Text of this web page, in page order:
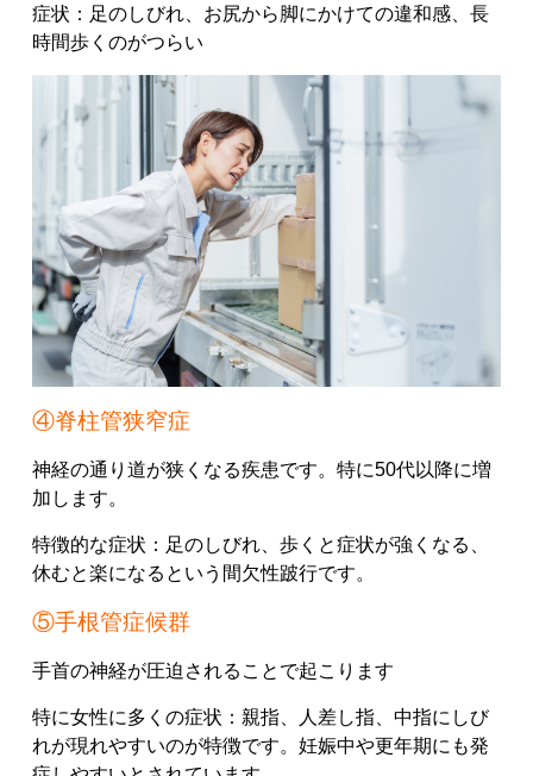
症状： 足のしびれ、 お尻から脚にかけての違和感、 長
時間歩くのがつらい
④脊柱管狭窄症
神経の通り道が狭くなる疾患です。 特に50代以降に増
加します。
特徴的な症状： 足のしびれ、 歩くと症状が強くなる、
休むと楽になる という間欠性跛行です。
⑤手根管症候群
手首の神経が圧迫されることで起こります
特に女性に多くの症状： 親指、 人差し指、 中指にしび
れが現れやすいのが特徴です。 妊娠中や更年期にも発